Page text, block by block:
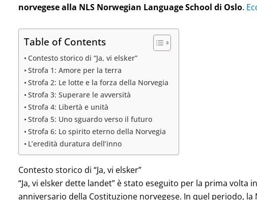
norvegese alla NLS Norwegian Language School di Oslo.
Table of Contents
Contesto storico di “Ja, vi elsker”
Strofa 1: Amore per la terra
Strofa 2: Le lotte e la forza della Norvegia
Strofa 3: Superare le avversità
Strofa 4: Libertà e unità
Strofa 5: Uno sguardo verso il futuro
Strofa 6: Lo spirito eterno della Norvegia
L’eredità duratura dell’inno
Contesto storico di “Ja, vi elsker”
“Ja, vi elsker dette landet” è stato eseguito per la prima volta
anniversario della Costituzione norvegese. In quel periodo, la